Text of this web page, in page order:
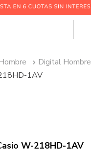
Digital Hombre
1AV
W-218HD-1AV